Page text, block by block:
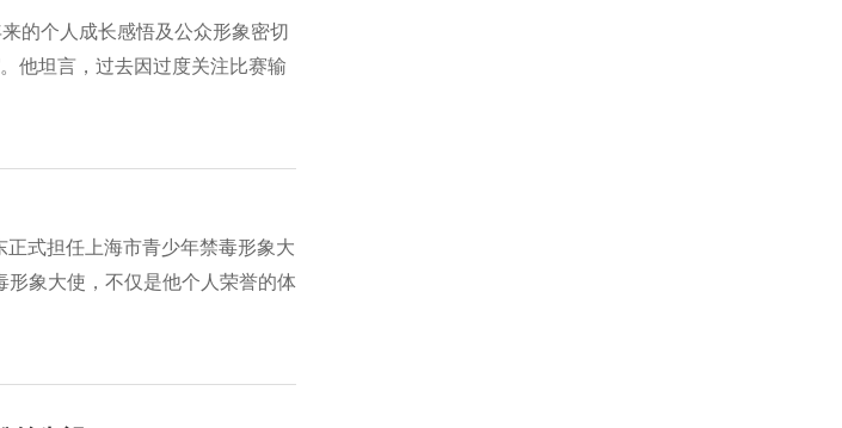
的个人成长感悟及公众形象密切
他坦言，过去因过度关注比赛输
式担任上海市青少年禁毒形象大
象大使，不仅是他个人荣誉的体